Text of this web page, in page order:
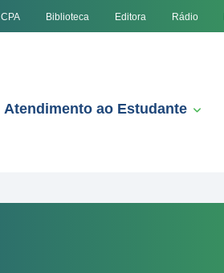
CPA Biblioteca Editora Rádio
Atendimento ao Estudante